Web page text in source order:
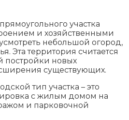
участка
и хозяйственными
небольшой огород,
Эта территория считается
постройки новых
существующих.
тип участка – это
с жилым домом на
и парковочной